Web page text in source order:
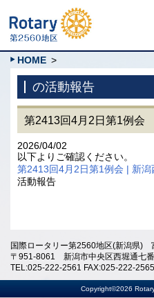
HOME >
の活動報告
第2413回4月2日第1例会
2026/04/02
以下よりご確認ください。
第2413回4月2日第1例会 | 新
活動報告
国際ロータリー第2560地区(新潟県)
〒951-8061 新潟市中央区西堀通七
TEL:025-222-2561 FAX:025-222-
Copyright©2026